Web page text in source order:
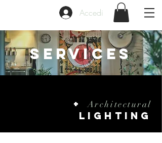
Accedi
SERVICES
+Architectural
LIGHTING